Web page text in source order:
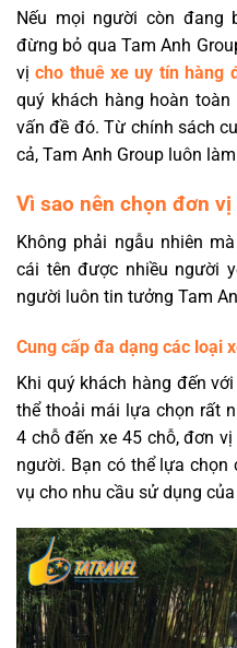
Nếu mọi người còn đang
đừng bỏ qua Tam Anh
vịcho thuê xe uy tín hàng
quý khách hàng hoàn
vấn đề đó. Từ chính sách
cả, Tam Anh Group luôn
Vì sao nên chọn đơn vị
Không phải ngẫu nhiên
cái tên được nhiều người
người luôn tin tưởng Tam
Cung cấp đa dạng các loại
Khi quý khách hàng đến
thể thoải mái lựa chọn rất
4 chỗ đến xe 45 chỗ, đơn
người. Bạn có thể lựa chọn
vụ cho nhu cầu sử dụng